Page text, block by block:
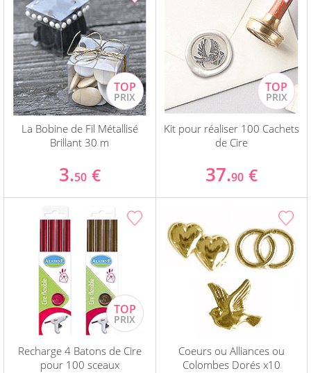
La Bobine de Fil Métallisé
Brillant 30 m
3.50 €
Kit pour réaliser 100 Cachets
de Cire
37.90 €
Recharge 4 Batons de Cire
pour 100 sceaux
Coeurs ou Alliances ou
Colombes Dorés x10